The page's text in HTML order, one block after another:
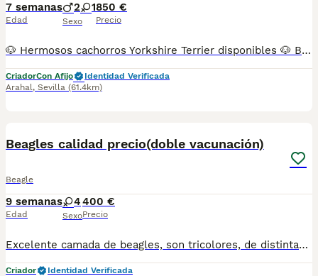
7 semanas
Edad
2 1
Sexo
850 €
Precio
🐶 Hermosos cachorros Yorkshire Terrier disponibles 🐶 Buscan un hogar lleno de amor. Son juguetones, cariñosos y con excelente carácter. Ideales para compañía y para formar parte de tu familia. ¡No pierdas la oportunidad de llevarte a uno de estos pequeños! 💕🐾 📩 Contáctame para más información y disponibilidad. 607491090
CriadorCon Afijo
Identidad Verificada
Arahal, Sevilla (61.4km)
Beagles calidad precio(doble vacunación)
Beagle
9 semanas
Edad
4
Sexo
400 €
Precio
Excelente camada de beagles, son tricolores, de distintas capas y tonalidades. Ya disponen de la segunda vacuna, por lo que llegarían mucho más protección con respecto a enfermedades. Además llevan sus desparasitaciones correspondientes, y si cartilla veterinaria. Criados en ambiente familiar, es la raza ideal para convivir con niños. Se pueden hacer envíos a toda España
Criador
Identidad Verificada